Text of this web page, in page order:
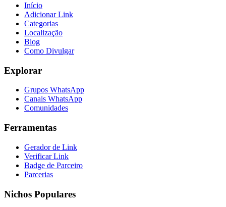
Início
Adicionar Link
Categorias
Localização
Blog
Como Divulgar
Explorar
Grupos WhatsApp
Canais WhatsApp
Comunidades
Ferramentas
Gerador de Link
Verificar Link
Badge de Parceiro
Parcerias
Nichos Populares